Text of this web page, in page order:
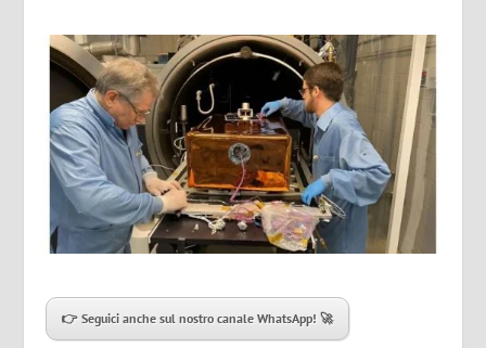
👉 Seguici anche sul nostro canale WhatsApp! 🚀